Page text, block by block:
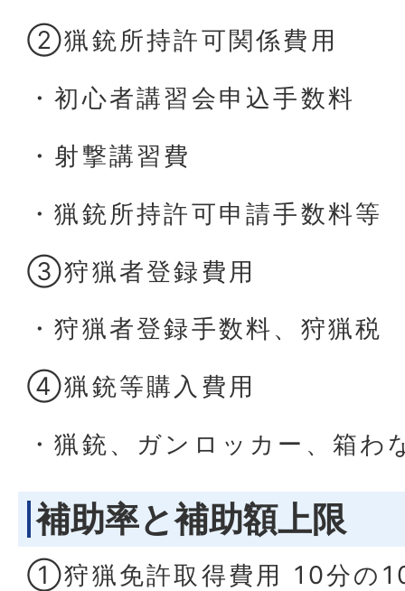
②猟銃所持許可関係費用
・初心者講習会申込手数料
・射撃講習費
・猟銃所持許可申請手数料等
③狩猟者登録費用
・狩猟者登録手数料、狩猟税
④猟銃等購入費用
・猟銃、ガンロッカー、箱わ
補助率と補助額上限
①狩猟免許取得費用 10分の